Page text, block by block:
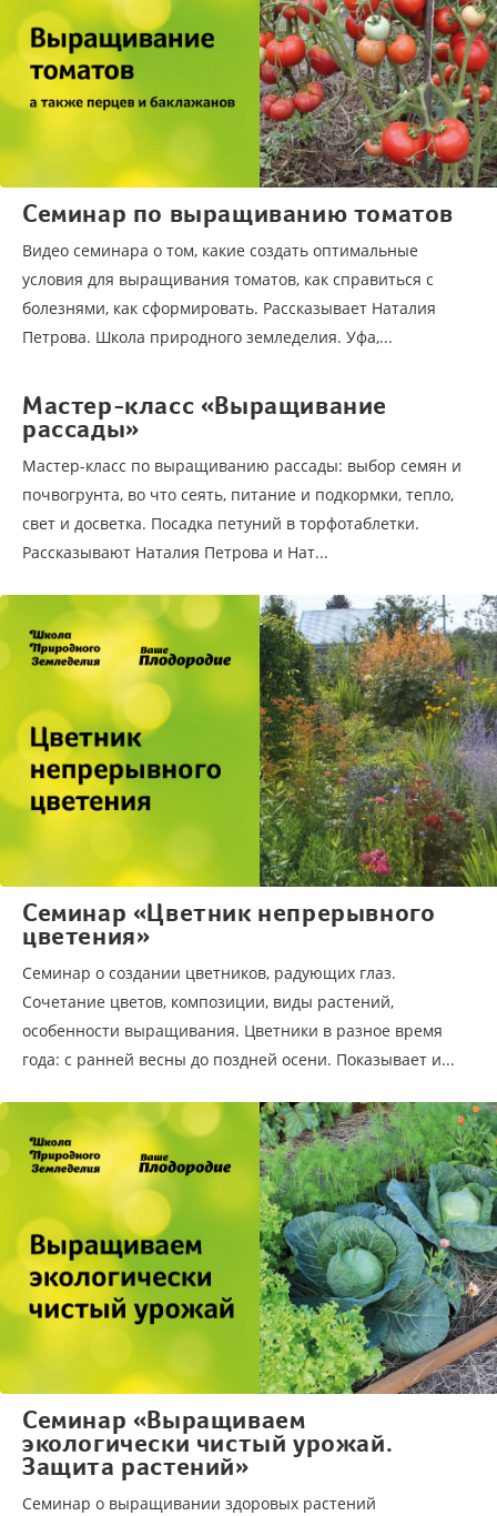
Семинар по выращиванию томатов
Видео семинара о том, какие создать оптимальные
условия для выращивания томатов, как справиться с
болезнями, как сформировать. Рассказывает Наталия
Петрова. Школа природного земледелия. Уфа,...
Мастер-класс «Выращивание
рассады»
Мастер-класс по выращиванию рассады: выбор семян и
почвогрунта, во что сеять, питание и подкормки, тепло,
свет и досветка. Посадка петуний в торфотаблетки.
Рассказывают Наталия Петрова и Нат...
Семинар «Цветник непрерывного
цветения»
Семинар о создании цветников, радующих глаз.
Сочетание цветов, композиции, виды растений,
особенности выращивания. Цветники в разное время
года: с ранней весны до поздней осени. Показывает и...
Семинар «Выращиваем
экологически чистый урожай.
Защита растений»
Семинар о выращивании здоровых растений